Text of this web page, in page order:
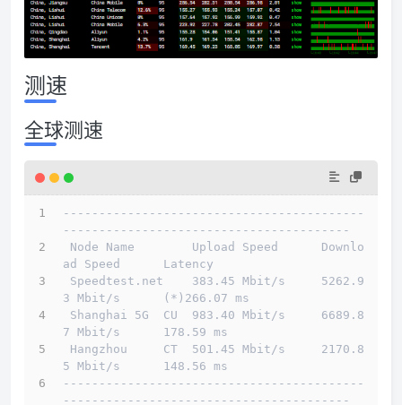
测速
全球测速
------------------------------------------
----------------------------------------
------------------------------------------
----------------------------------------